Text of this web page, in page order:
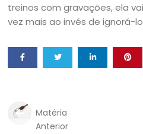
treinos com gravações, ela
vez mais ao invés de ignorá-
Matéria
Anterior